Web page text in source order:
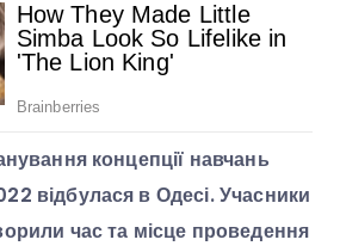
концепції навчань
відбулася в Одесі. Учасники
час та місце проведення